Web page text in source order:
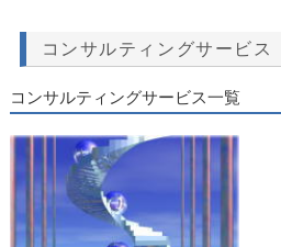
コンサルティングサービス
コンサルティングサービス一覧